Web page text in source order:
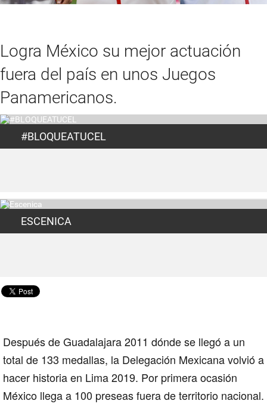
Logra México su mejor actuación
fuera del país en unos Juegos
Panamericanos.
#BLOQUEATUCEL
ESCENICA
Después deGuadalajara 2011 dónde se llegó a un
total de 133 medallas, la Delegación Mexicana volvió a
hacer historia en Lima 2019. Por primera ocasión
México llega a 100 preseas fuera de territorio nacional.